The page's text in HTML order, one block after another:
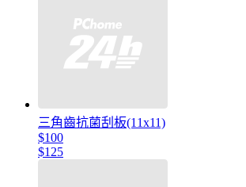
三角齒抗菌刮板(11x11)
$100
$125